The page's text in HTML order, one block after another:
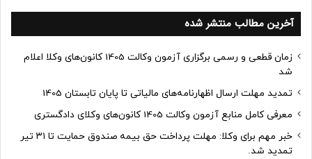
آخرین مطالب منتشر شده
زمان قطعی و رسمی برگزاری آزمون وکالت 1405 کانون‌های وکلا اعلام
شد
تمدید مهلت ارسال اظهارنامه‌های مالیاتی تا پایان تابستان 1405
معرفی کامل منابع آزمون وکالت 1405 کانون‌های وکلای دادگستری
خبر مهم برای وکلا: مهلت پرداخت حق بیمه صندوق حمایت تا ۳۱ تیر
تمدید شد.